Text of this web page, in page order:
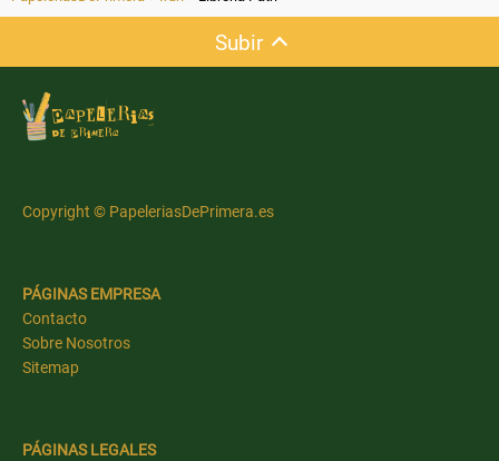
Subir
Copyright © PapeleriasDePrimera.es
PÁGINAS EMPRESA
Contacto
Sobre Nosotros
Sitemap
PÁGINAS LEGALES